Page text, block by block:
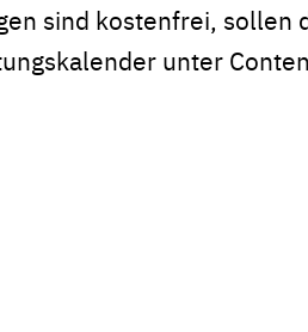
sind kostenfrei, sollen
unter